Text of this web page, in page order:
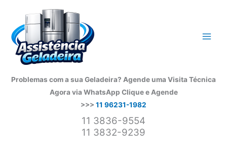
conteúdo
Problemas com a sua Geladeira? Agende uma Visita Técnica
Agora via WhatsApp Clique e Agende
>>> 11 96231-1982
11 3836-9554
11 3832-9239